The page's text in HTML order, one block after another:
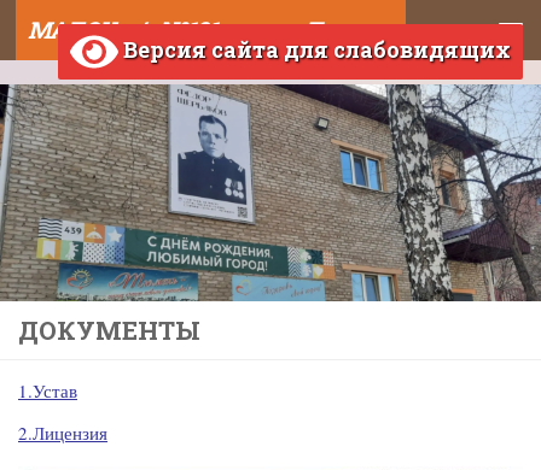
Skip to content МАДОУ д/с №121 города Тюмени
Версия сайта для слабовидящих
ДОКУМЕНТЫ
1.Устав
2.Лицензия